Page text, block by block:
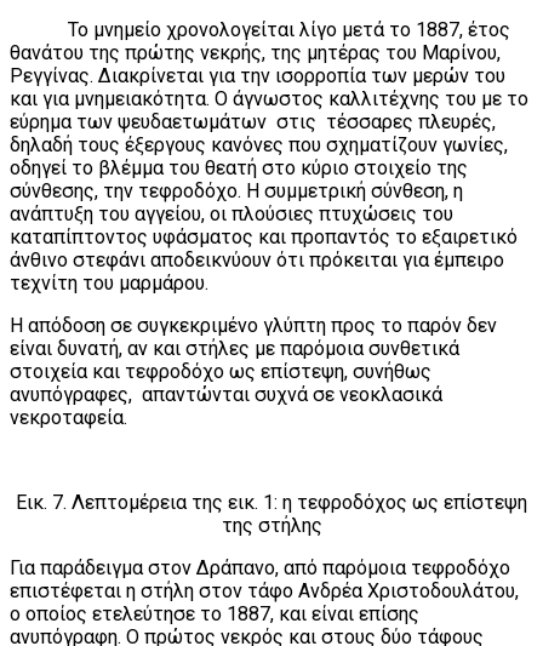
Το μνημείο χρονολογείται λίγο μετά το 1887, έτος
θανάτου της πρώτης νεκρής, της μητέρας του Μαρίνου,
Ρεγγίνας. Διακρίνεται για την ισορροπία των μερών του
και για μνημειακότητα. Ο άγνωστος καλλιτέχνης του με το
εύρημα των ψευδαετωμάτων στις τέσσαρες πλευρές,
δηλαδή τους έξεργους κανόνες που σχηματίζουν γωνίες,
οδηγεί το βλέμμα του θεατή στο κύριο στοιχείο της
σύνθεσης, την τεφροδόχο. Η συμμετρική σύνθεση, η
ανάπτυξη του αγγείου, οι πλούσιες πτυχώσεις του
καταπίπτοντος υφάσματος και προπαντός το εξαιρετικό
άνθινο στεφάνι αποδεικνύουν ότι πρόκειται για έμπειρο
τεχνίτη του μαρμάρου.
Η απόδοση σε συγκεκριμένο γλύπτη προς το παρόν δεν
είναι δυνατή, αν και στήλες με παρόμοια συνθετικά
στοιχεία και τεφροδόχο ως επίστεψη, συνήθως
ανυπόγραφες, απαντώνται συχνά σε νεοκλασικά
νεκροταφεία.
Εικ. 7. Λεπτομέρεια της εικ. 1: η τεφροδόχος ως επίστεψη
της στήλης
Για παράδειγμα στον Δράπανο, από παρόμοια τεφροδόχο
επιστέφεται η στήλη στον τάφο Ανδρέα Χριστοδουλάτου,
ο οποίος ετελεύτησε το 1887, και είναι επίσης
ανυπόγραφη. Ο πρώτος νεκρός και στους δύο τάφους